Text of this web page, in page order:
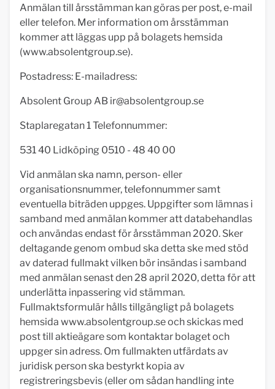
Anmälan till årsstämman kan göras per post, e-mail
eller telefon. Mer information om årsstämman
kommer att läggas upp på bolagets hemsida
(www.absolentgroup.se).
Postadress: E-mailadress:
Absolent Group AB ir@absolentgroup.se
Staplaregatan 1 Telefonnummer:
531 40 Lidköping 0510 - 48 40 00
Vid anmälan ska namn, person- eller
organisationsnummer, telefonnummer samt
eventuella biträden uppges. Uppgifter som lämnas i
samband med anmälan kommer att databehandlas
och användas endast för årsstämman 2020. Sker
deltagande genom ombud ska detta ske med stöd
av daterad fullmakt vilken bör insändas i samband
med anmälan senast den 28 april 2020, detta för att
underlätta inpassering vid stämman.
Fullmaktsformulär hålls tillgängligt på bolagets
hemsida www.absolentgroup.se och skickas med
post till aktieägare som kontaktar bolaget och
uppger sin adress. Om fullmakten utfärdats av
juridisk person ska bestyrkt kopia av
registreringsbevis (eller om sådan handling inte